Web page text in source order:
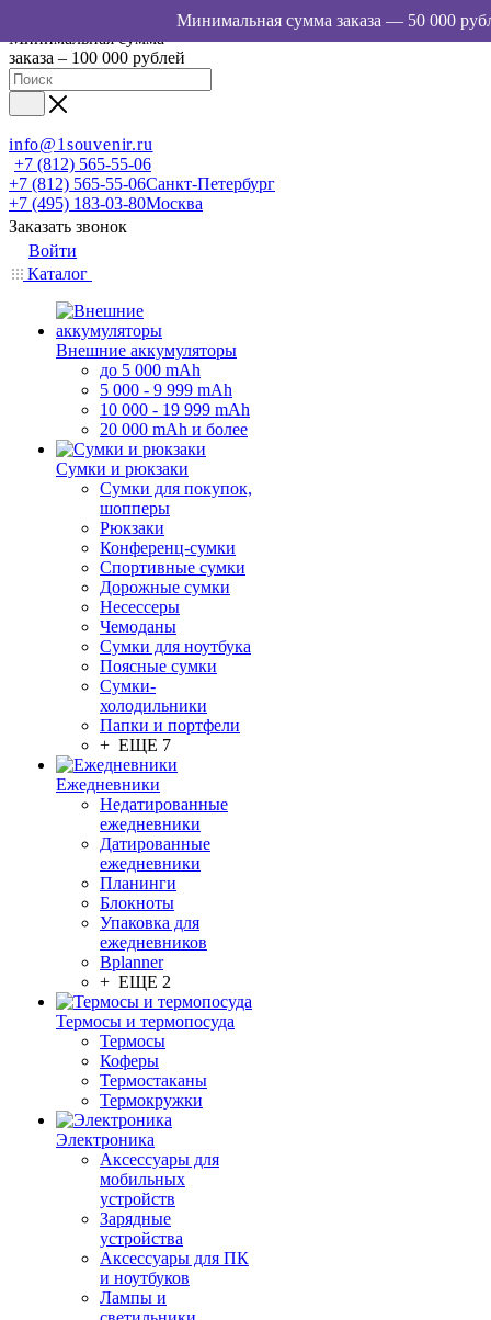
Минимальная сумма
заказа – 100 000 рублей
info@1souvenir.ru
+7 (812) 565-55-06
+7 (812) 565-55-06Санкт-Петербург
+7 (495) 183-03-80Москва
Заказать звонок
Войти
Каталог
Внешние аккумуляторы
до 5 000 mAh
5 000 - 9 999 mAh
10 000 - 19 999 mAh
20 000 mAh и более
Сумки и рюкзаки
Сумки для покупок,
шопперы
Рюкзаки
Конференц-сумки
Спортивные сумки
Дорожные сумки
Несессеры
Чемоданы
Сумки для ноутбука
Поясные сумки
Сумки-
холодильники
Папки и портфели
+ ЕЩЕ 7
Ежедневники
Недатированные
ежедневники
Датированные
ежедневники
Планинги
Блокноты
Упаковка для
ежедневников
Bplanner
+ ЕЩЕ 2
Термосы и термопосуда
Термосы
Коферы
Термостаканы
Термокружки
Электроника
Аксессуары для
мобильных
устройств
Зарядные
устройства
Аксессуары для ПК
и ноутбуков
Лампы и